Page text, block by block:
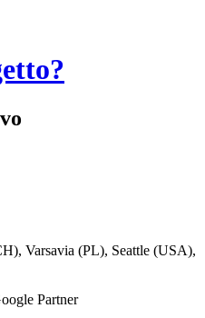
Varsavia (PL), Seattle (USA),